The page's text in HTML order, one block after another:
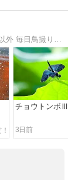
チョウトンボⅢ
3日前